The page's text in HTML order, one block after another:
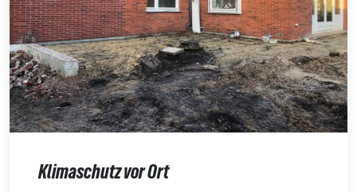
Klimaschutz vor Ort